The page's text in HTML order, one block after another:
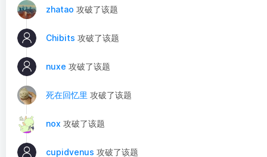
zhatao 攻破了该题
Chibits 攻破了该题
nuxe 攻破了该题
死在回忆里 攻破了该题
nox 攻破了该题
cupidvenus 攻破了该题